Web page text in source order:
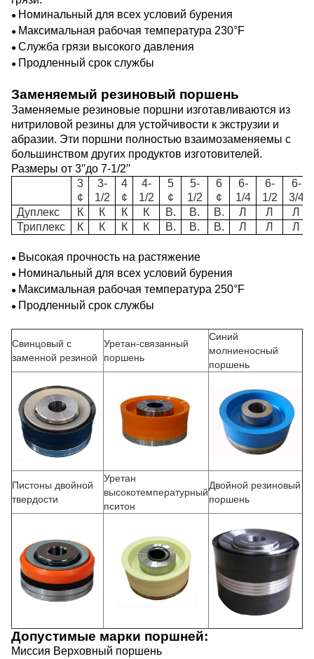
● Номинальный для всех условий бурения
● Максимальная рабочая температура 230°F
● Служба грязи высокого давления
● Продленный срок службы
Заменяемый резиновый поршень
Заменяемые резиновые поршни изготавливаются из
нитриловой резины для устойчивости к экструзии и
абразии. Эти поршни полностью взаимозаменяемы с
большинством других продуктов изготовителей.
Размеры от 3′′до 7-1/2′′
3
¢
3-
1/2
4
¢
4-
1/2
5
¢
5-
1/2
6
¢
6-
1/4
6-
1/2
6-
3/4
Дуплекс
К К К К В. В. В. Л Л
Л
Триплекс
К К К К В. В. В. Л Л Л
● Высокая прочность на растяжение
● Номинальный для всех условий бурения
● Максимальная рабочая температура 250°F
● Продленный срок службы
Свинцовый с
заменной резиной
Уретан-связанный
поршень
Синий
молниеносный
поршень
Пистоны двойной
твердости
Уретан
высокотемпературный
пситон
Двойной резиновый
поршень
Допустимые марки поршней:
Миссия Верховный поршень